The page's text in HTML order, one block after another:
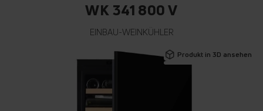
WK 341 800 V
EINBAU-WEINKÜHLER
Produkt in 3D ansehen